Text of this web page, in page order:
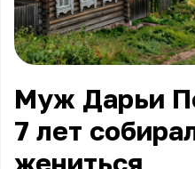
Муж Дарьи
7 лет